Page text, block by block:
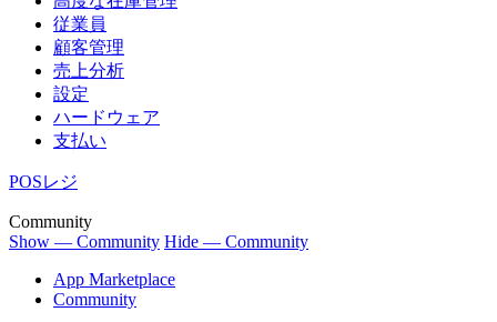
従業員
顧客管理
売上分析
設定
ハードウェア
支払い
POSレジ
Community
Show — Community Hide — Community
App Marketplace
Community